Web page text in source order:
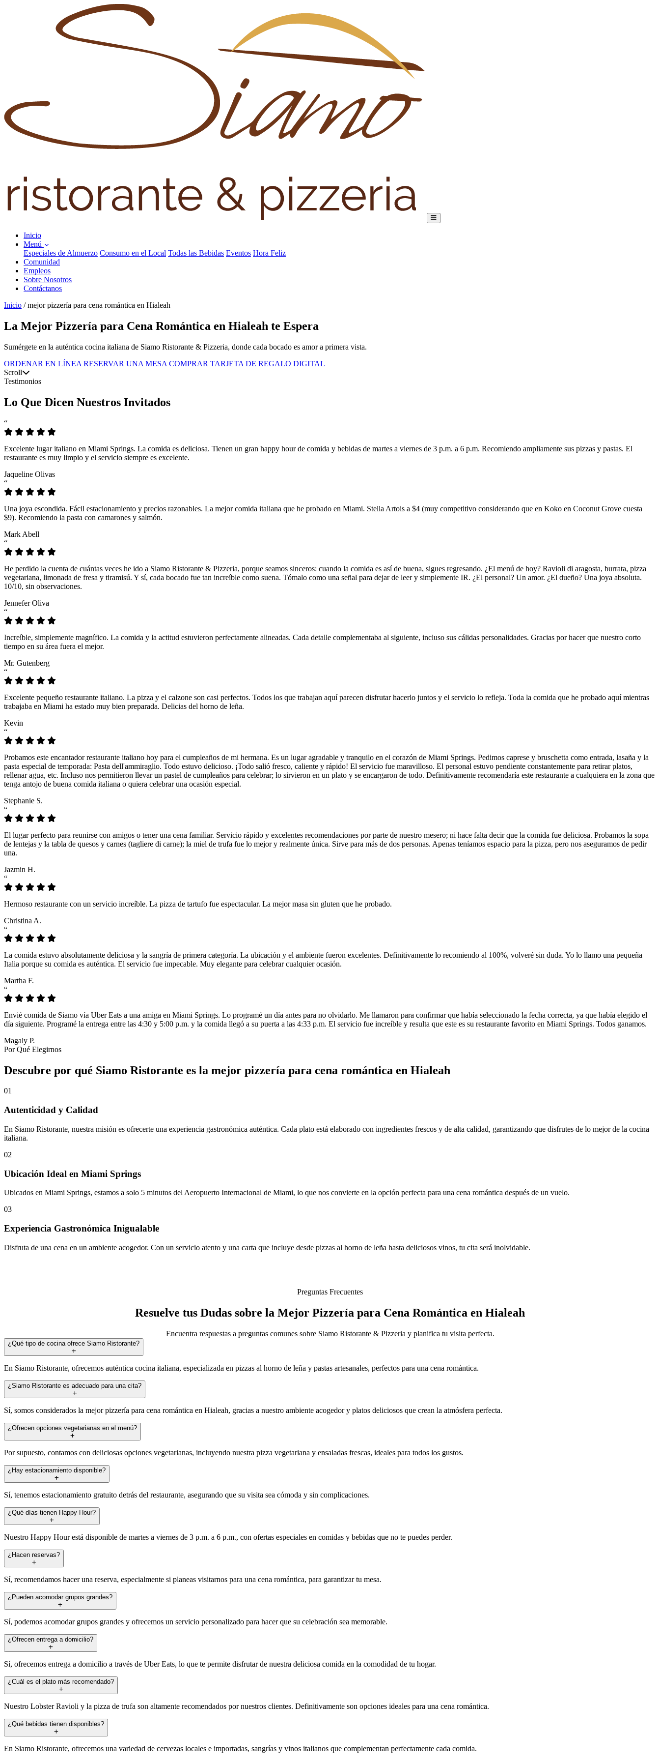
Inicio
Menú
Especiales de Almuerzo Consumo en el Local Todas las Bebidas Eventos Hora Feliz
Comunidad
Empleos
Sobre Nosotros
Contáctanos
Inicio / mejor pizzería para cena romántica en Hialeah
La Mejor Pizzería para Cena Romántica en Hialeah te Espera
Sumérgete en la auténtica cocina italiana de Siamo Ristorante & Pizzeria, donde cada bocado es amor a primera vista.
ORDENAR EN LÍNEA RESERVAR UNA MESA COMPRAR TARJETA DE REGALO DIGITAL
Scroll
Testimonios
Lo Que Dicen Nuestros Invitados
“
Excelente lugar italiano en Miami Springs. La comida es deliciosa. Tienen un gran happy hour de comida y bebidas de martes a viernes de 3 p.m. a 6 p.m. Recomiendo ampliamente sus pizzas y pastas. El
restaurante es muy limpio y el servicio siempre es excelente.
Jaqueline Olivas
“
Una joya escondida. Fácil estacionamiento y precios razonables. La mejor comida italiana que he probado en Miami. Stella Artois a $4 (muy competitivo considerando que en Koko en Coconut Grove cuesta
$9). Recomiendo la pasta con camarones y salmón.
Mark Abell
“
He perdido la cuenta de cuántas veces he ido a Siamo Ristorante & Pizzeria, porque seamos sinceros: cuando la comida es así de buena, sigues regresando. ¿El menú de hoy? Ravioli di aragosta, burrata, pizza
vegetariana, limonada de fresa y tiramisú. Y sí, cada bocado fue tan increíble como suena. Tómalo como una señal para dejar de leer y simplemente IR. ¿El personal? Un amor. ¿El dueño? Una joya absoluta.
10/10, sin observaciones.
Jennefer Oliva
“
Increíble, simplemente magnífico. La comida y la actitud estuvieron perfectamente alineadas. Cada detalle complementaba al siguiente, incluso sus cálidas personalidades. Gracias por hacer que nuestro corto
tiempo en su área fuera el mejor.
Mr. Gutenberg
“
Excelente pequeño restaurante italiano. La pizza y el calzone son casi perfectos. Todos los que trabajan aquí parecen disfrutar hacerlo juntos y el servicio lo refleja. Toda la comida que he probado aquí mientras
trabajaba en Miami ha estado muy bien preparada. Delicias del horno de leña.
Kevin
“
Probamos este encantador restaurante italiano hoy para el cumpleaños de mi hermana. Es un lugar agradable y tranquilo en el corazón de Miami Springs. Pedimos caprese y bruschetta como entrada, lasaña y la
pasta especial de temporada: Pasta dell'ammiraglio. Todo estuvo delicioso. ¡Todo salió fresco, caliente y rápido! El servicio fue maravilloso. El personal estuvo pendiente constantemente para retirar platos,
rellenar agua, etc. Incluso nos permitieron llevar un pastel de cumpleaños para celebrar; lo sirvieron en un plato y se encargaron de todo. Definitivamente recomendaría este restaurante a cualquiera en la zona que
tenga antojo de buena comida italiana o quiera celebrar una ocasión especial.
Stephanie S.
“
El lugar perfecto para reunirse con amigos o tener una cena familiar. Servicio rápido y excelentes recomendaciones por parte de nuestro mesero; ni hace falta decir que la comida fue deliciosa. Probamos la sopa
de lentejas y la tabla de quesos y carnes (tagliere di carne); la miel de trufa fue lo mejor y realmente única. Sirve para más de dos personas. Apenas teníamos espacio para la pizza, pero nos aseguramos de pedir
una.
Jazmin H.
“
Hermoso restaurante con un servicio increíble. La pizza de tartufo fue espectacular. La mejor masa sin gluten que he probado.
Christina A.
“
La comida estuvo absolutamente deliciosa y la sangría de primera categoría. La ubicación y el ambiente fueron excelentes. Definitivamente lo recomiendo al 100%, volveré sin duda. Yo lo llamo una pequeña
Italia porque su comida es auténtica. El servicio fue impecable. Muy elegante para celebrar cualquier ocasión.
Martha F.
“
Envié comida de Siamo vía Uber Eats a una amiga en Miami Springs. Lo programé un día antes para no olvidarlo. Me llamaron para confirmar que había seleccionado la fecha correcta, ya que había elegido el
día siguiente. Programé la entrega entre las 4:30 y 5:00 p.m. y la comida llegó a su puerta a las 4:33 p.m. El servicio fue increíble y resulta que este es su restaurante favorito en Miami Springs. Todos ganamos.
Magaly P.
Por Qué Elegirnos
Descubre por qué Siamo Ristorante es la mejor pizzería para cena romántica en Hialeah
01
Autenticidad y Calidad
En Siamo Ristorante, nuestra misión es ofrecerte una experiencia gastronómica auténtica. Cada plato está elaborado con ingredientes frescos y de alta calidad, garantizando que disfrutes de lo mejor de la cocina
italiana.
02
Ubicación Ideal en Miami Springs
Ubicados en Miami Springs, estamos a solo 5 minutos del Aeropuerto Internacional de Miami, lo que nos convierte en la opción perfecta para una cena romántica después de un vuelo.
03
Experiencia Gastronómica Inigualable
Disfruta de una cena en un ambiente acogedor. Con un servicio atento y una carta que incluye desde pizzas al horno de leña hasta deliciosos vinos, tu cita será inolvidable.
Preguntas Frecuentes
Resuelve tus Dudas sobre la Mejor Pizzería para Cena Romántica en Hialeah
Encuentra respuestas a preguntas comunes sobre Siamo Ristorante & Pizzeria y planifica tu visita perfecta.
¿Qué tipo de cocina ofrece Siamo Ristorante?
En Siamo Ristorante, ofrecemos auténtica cocina italiana, especializada en pizzas al horno de leña y pastas artesanales, perfectos para una cena romántica.
¿Siamo Ristorante es adecuado para una cita?
Sí, somos considerados la mejor pizzería para cena romántica en Hialeah, gracias a nuestro ambiente acogedor y platos deliciosos que crean la atmósfera perfecta.
¿Ofrecen opciones vegetarianas en el menú?
Por supuesto, contamos con deliciosas opciones vegetarianas, incluyendo nuestra pizza vegetariana y ensaladas frescas, ideales para todos los gustos.
¿Hay estacionamiento disponible?
Sí, tenemos estacionamiento gratuito detrás del restaurante, asegurando que su visita sea cómoda y sin complicaciones.
¿Qué días tienen Happy Hour?
Nuestro Happy Hour está disponible de martes a viernes de 3 p.m. a 6 p.m., con ofertas especiales en comidas y bebidas que no te puedes perder.
¿Hacen reservas?
Sí, recomendamos hacer una reserva, especialmente si planeas visitarnos para una cena romántica, para garantizar tu mesa.
¿Pueden acomodar grupos grandes?
Sí, podemos acomodar grupos grandes y ofrecemos un servicio personalizado para hacer que su celebración sea memorable.
¿Ofrecen entrega a domicilio?
Sí, ofrecemos entrega a domicilio a través de Uber Eats, lo que te permite disfrutar de nuestra deliciosa comida en la comodidad de tu hogar.
¿Cuál es el plato más recomendado?
Nuestro Lobster Ravioli y la pizza de trufa son altamente recomendados por nuestros clientes. Definitivamente son opciones ideales para una cena romántica.
¿Qué bebidas tienen disponibles?
En Siamo Ristorante, ofrecemos una variedad de cervezas locales e importadas, sangrías y vinos italianos que complementan perfectamente cada comida.